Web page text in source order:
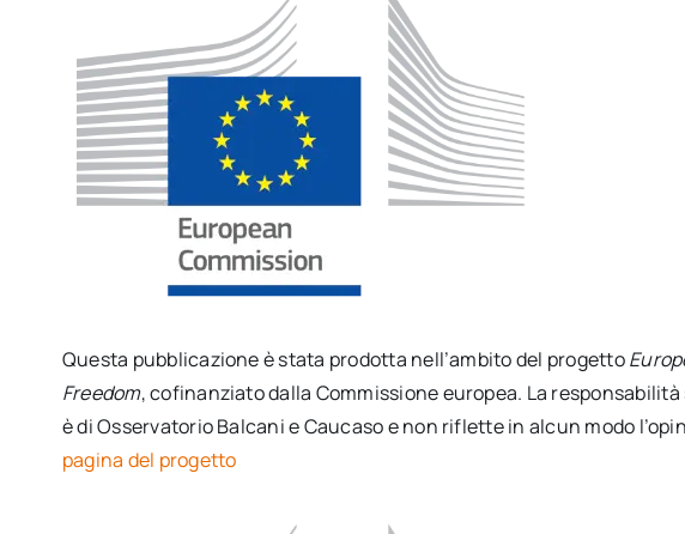
Questa pubblicazione è stata prodotta nell’ambito del progetto
Freedom, cofinanziato dalla Commissione europea. La
è di Osservatorio Balcani e Caucaso e non riflette in alcun modo
pagina del progetto